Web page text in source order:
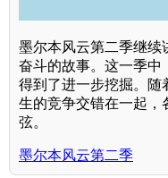
墨尔本风云第二季继续
奋斗的故事。这一季中
得到了进一步挖掘。随
生的竞争交错在一起，
弦。
墨尔本风云第二季